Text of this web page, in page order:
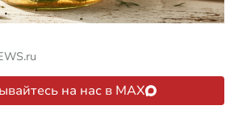
на нас в MAX